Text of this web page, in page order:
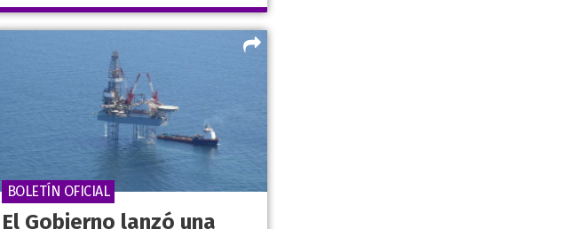
El Gobierno lanzó una
BOLETÍN OFICIAL